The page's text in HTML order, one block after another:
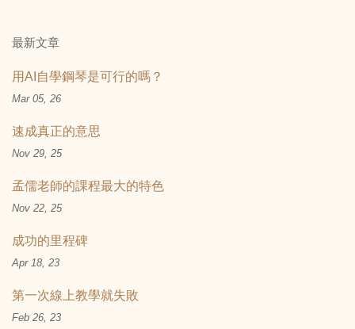
最新文章
用AI自學鋼琴是可行的嗎？
Mar 05, 26
速成真正的意思
Nov 29, 25
孟儒老師的課程最大的特色
Nov 22, 25
成功的里程碑
Apr 18, 23
第一次線上教學就失敗
Feb 26, 23